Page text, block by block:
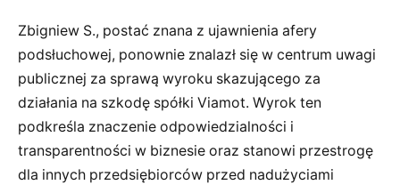
Zbigniew S., postać znana z ujawnienia afery
podsłuchowej, ponownie znalazł się w centrum uwagi
publicznej za sprawą wyroku skazującego za
działania na szkodę spółki Viamot. Wyrok ten
podkreśla znaczenie odpowiedzialności i
transparentności w biznesie oraz stanowi przestrogę
dla innych przedsiębiorców przed nadużyciami